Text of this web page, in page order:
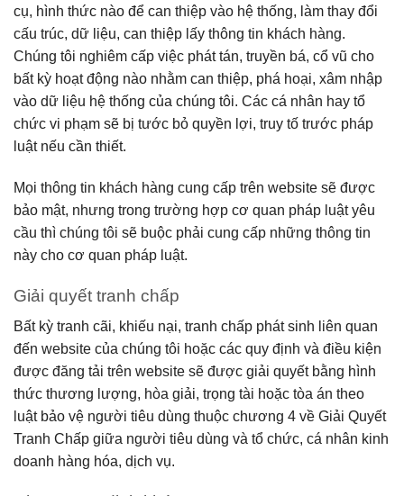
cụ, hình thức nào để can thiệp vào hệ thống, làm thay đổi
cấu trúc, dữ liệu, can thiệp lấy thông tin khách hàng.
Chúng tôi nghiêm cấp việc phát tán, truyền bá, cổ vũ cho
bất kỳ hoạt động nào nhằm can thiệp, phá hoại, xâm nhập
vào dữ liệu hệ thống của chúng tôi. Các cá nhân hay tổ
chức vi phạm sẽ bị tước bỏ quyền lợi, truy tố trước pháp
luật nếu cần thiết.
Mọi thông tin khách hàng cung cấp trên website sẽ được
bảo mật, nhưng trong trường hợp cơ quan pháp luật yêu
cầu thì chúng tôi sẽ buộc phải cung cấp những thông tin
này cho cơ quan pháp luật.
Giải quyết tranh chấp
Bất kỳ tranh cãi, khiếu nại, tranh chấp phát sinh liên quan
đến website của chúng tôi hoặc các quy định và điều kiện
được đăng tải trên website sẽ được giải quyết bằng hình
thức thương lượng, hòa giải, trọng tài hoặc tòa án theo
luật bảo vệ người tiêu dùng thuộc chương 4 về Giải Quyết
Tranh Chấp giữa người tiêu dùng và tổ chức, cá nhân kinh
doanh hàng hóa, dịch vụ.